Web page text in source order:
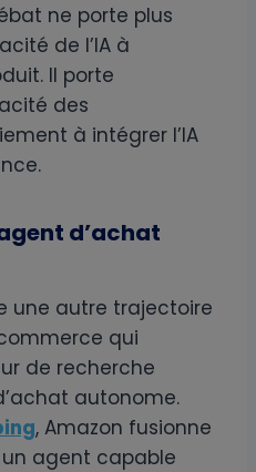
ne porte plus
de l’IA à
Il porte
des
à intégrer l’IA
d’achat
une autre trajectoire
qui
de recherche
autonome.
, Amazon fusionne
un agent capable